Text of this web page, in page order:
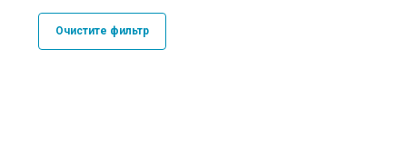
Очистите фильтр